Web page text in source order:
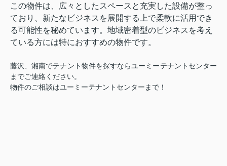
この物件は、広々としたスペースと充実した設備が整っ
ており、新たなビジネスを展開する上で柔軟に活用でき
る可能性を秘めています。地域密着型のビジネスを考え
ている方には特におすすめの物件です。
藤沢、湘南でテナント物件を探すならユーミーテナントセンター
までご連絡ください。
物件のご相談はユーミーテナントセンターまで！